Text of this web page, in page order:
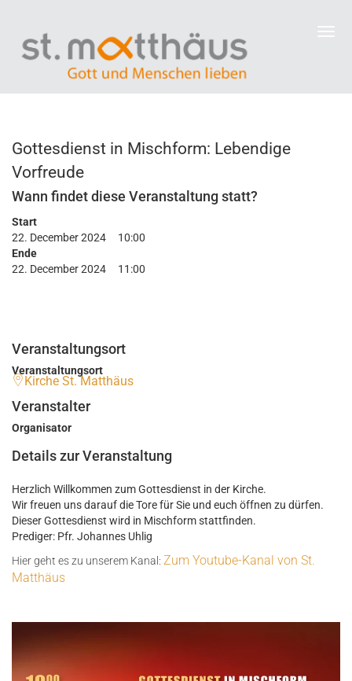
Gottesdienst in Mischform: Lebendige
Vorfreude
Wann findet diese Veranstaltung statt?
Start
22. December 2024
10:00
Ende
22. December 2024
11:00
Veranstaltungsort
Veranstaltungsort
Kirche St. Matthäus
Veranstalter
Organisator
Details zur Veranstaltung
Herzlich Willkommen zum Gottesdienst in der Kirche.
Wir freuen uns darauf die Tore für Sie und euch öffnen zu dürfen.
Dieser Gottesdienst wird in Mischform stattfinden.
Prediger: Pfr. Johannes Uhlig
Hier geht es zu unserem Kanal: Zum Youtube-Kanal von St.
Matthäus